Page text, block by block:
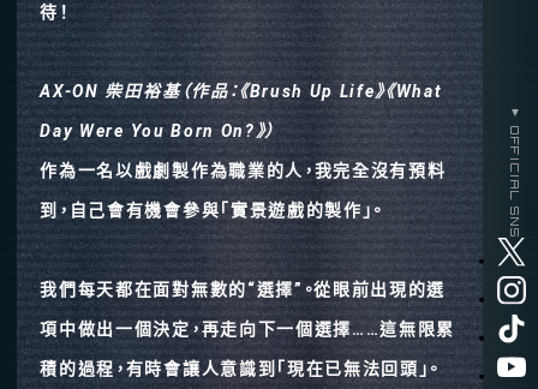
▼ OFFICIAL SNS
待！
AX-ON 柴田裕基（作品：《Brush Up Life》《What
Day Were You Born On?》）
作為一名以戲劇製作為職業的人，我完全沒有預料
到，自己會有機會參與「實景遊戲的製作」。
我們每天都在面對無數的“選擇”。從眼前出現的選
項中做出一個決定，再走向下一個選擇……這無限累
積的過程，有時會讓人意識到「現在已無法回頭」。